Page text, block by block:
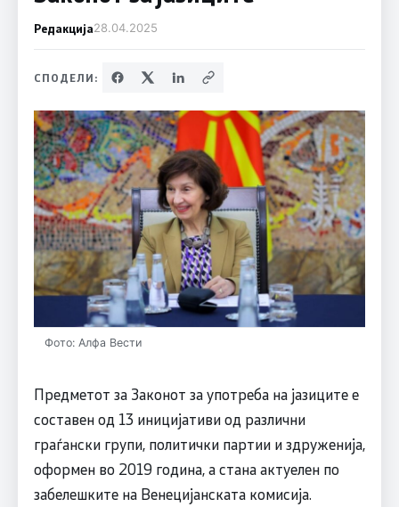
Редакција28.04.2025
СПОДЕЛИ:
Фото: Алфа Вести
Предметот за Законот за употреба на јазиците е
составен од 13 иницијативи од различни
граѓански групи, политички партии и здруженија,
оформен во 2019 година, а стана актуелен по
забелешките на Венецијанската комисија.